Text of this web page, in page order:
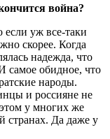
война?
если уж все-таки
скорее. Когда
надежда, что
самое обидное, что
народы.
и россияне не
у многих же
странах. Да даже у